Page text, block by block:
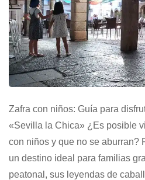
Zafra con niños: Guía para
«Sevilla la Chica» ¿Es posible
con niños y que no se aburran?
un destino ideal para familias
peatonal, sus leyendas de